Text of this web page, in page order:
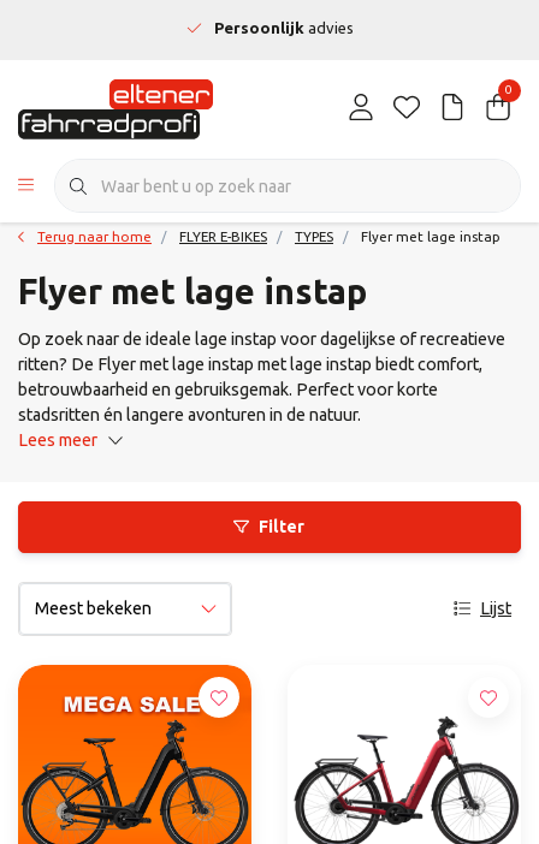
Persoonlijkadvies
0
Terug naar home FLYER E-BIKES TYPES Flyer met lage instap
Flyer met lage instap
Op zoek naar de ideale lage instap voor dagelijkse of recreatieve
ritten? De Flyer met lage instap met lage instap biedt comfort,
betrouwbaarheid en gebruiksgemak. Perfect voor korte
stadsritten én langere avonturen in de natuur.
Lees meer
Filter
Lijst